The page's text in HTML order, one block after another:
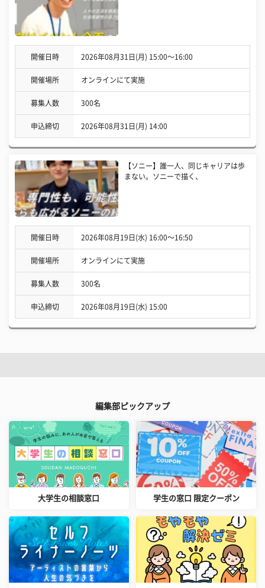
開催日時 2026年08月31日(月) 15:00〜16:00
開催場所 オンラインにて実施
募集人数 300名
申込締切 2026年08月31日(月) 14:00
【ソニー】誰一人、同じキャリアは歩
まない。ソニーで描く、
開催日時 2026年08月19日(水) 16:00〜16:50
開催場所 オンラインにて実施
募集人数 300名
申込締切 2026年08月19日(水) 15:00
編集部ピックアップ
大学生の相談窓口 学生の窓口 限定クーポン